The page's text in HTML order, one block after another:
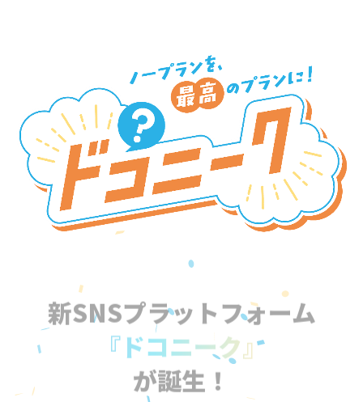
新SNSプラットフォーム
『ドコニーク』
が誕生！